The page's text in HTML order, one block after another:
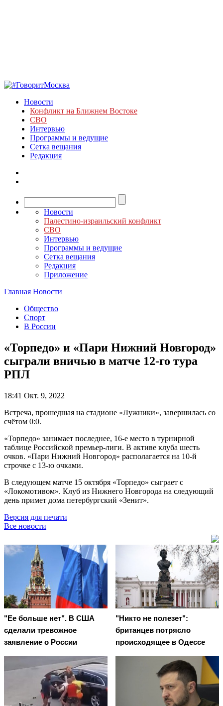
Новости
Конфликт на Ближнем Востоке
СВО
Интервью
Программы и ведущие
Сетка вещания
Редакция
Новости
Палестино-израильский конфликт
СВО
Интервью
Программы и ведущие
Сетка вещания
Редакция
Приложение
Главная Новости
Общество
Спорт
В России
«Торпедо» и «Пари Нижний Новгород»
сыграли вничью в матче 12-го тура
РПЛ
18:41 Окт. 9, 2022
Встреча, прошедшая на стадионе «Лужники», завершилась со
счётом 0:0.
«Торпедо» занимает последнее, 16-е место в турнирной
таблице Российской премьер-лиги. В активе клуба шесть
очков. «Пари Нижний Новгород» располагается на 10-й
строчке с 13-ю очками.
В следующем матче 15 октября «Торпедо» сыграет с
«Локомотивом». Клуб из Нижнего Новгорода на следующий
день примет дома петербургский «Зенит».
Версия для печати
Все новости
"Ее больше нет". В США
сделали тревожное
заявление о России
"Никто не полезет":
британцев потрясло
происходящее в Одессе